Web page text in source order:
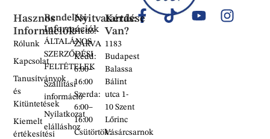
Hasznos
Információk
Rólunk
Kapcsolat
Tanusítványok
és
Kitüntetések
Kiemelt
értékesítési
Rendelési
Információk
ÁLTALÁNOS
SZERZŐDÉSI
FELTÉTELEK
Szállítási
információ
Nyilatkozat
elálláshoz
Kérdése
Van?
1183
Budapest
Balassa
Bálint
utca 1-
10 Szent
Lőrinc
Vásárcsarnok
Nyitvatartás:
Hétfő:
ZÁRVA
Kedd:
6:00–
16:00
Szerda:
6:00–
16:00
Csütörtök: